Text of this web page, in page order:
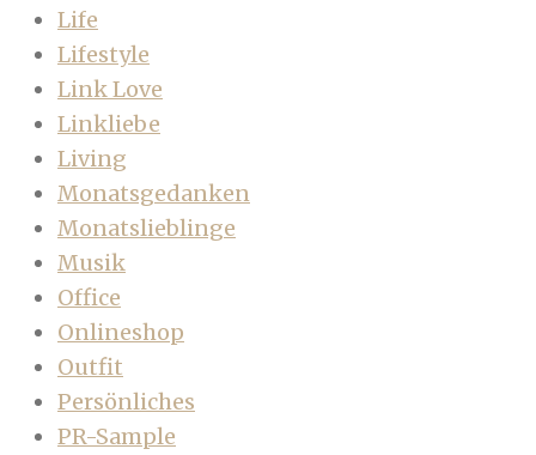
Life
Lifestyle
Link Love
Linkliebe
Living
Monatsgedanken
Monatslieblinge
Musik
Office
Onlineshop
Outfit
Persönliches
PR-Sample